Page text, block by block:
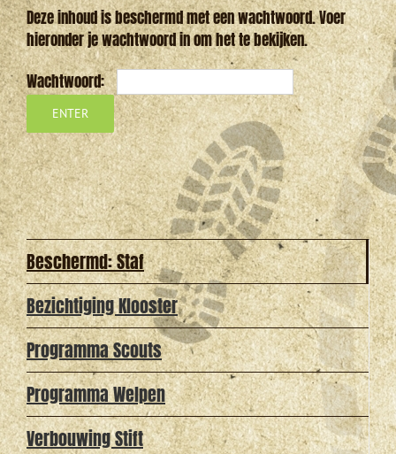
Deze inhoud is beschermd met een wachtwoord. Voer
hieronder je wachtwoord in om het te bekijken.
Wachtwoord:
Beschermd: Staf
Bezichtiging Klooster
Programma Scouts
Programma Welpen
Verbouwing Stift